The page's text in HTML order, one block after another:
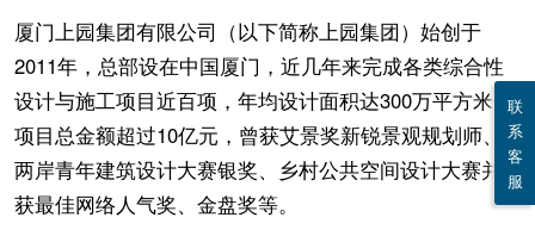
厦门上园集团有限公司（以下简称上园集团）始创于
2011年，总部设在中国厦门，近几年来完成各类综合性
设计与施工项目近百项，年均设计面积达300万平方米，
项目总金额超过10亿元，曾获艾景奖新锐景观规划师、
两岸青年建筑设计大赛银奖、乡村公共空间设计大赛并
获最佳网络人气奖、金盘奖等。
联
系
客
服